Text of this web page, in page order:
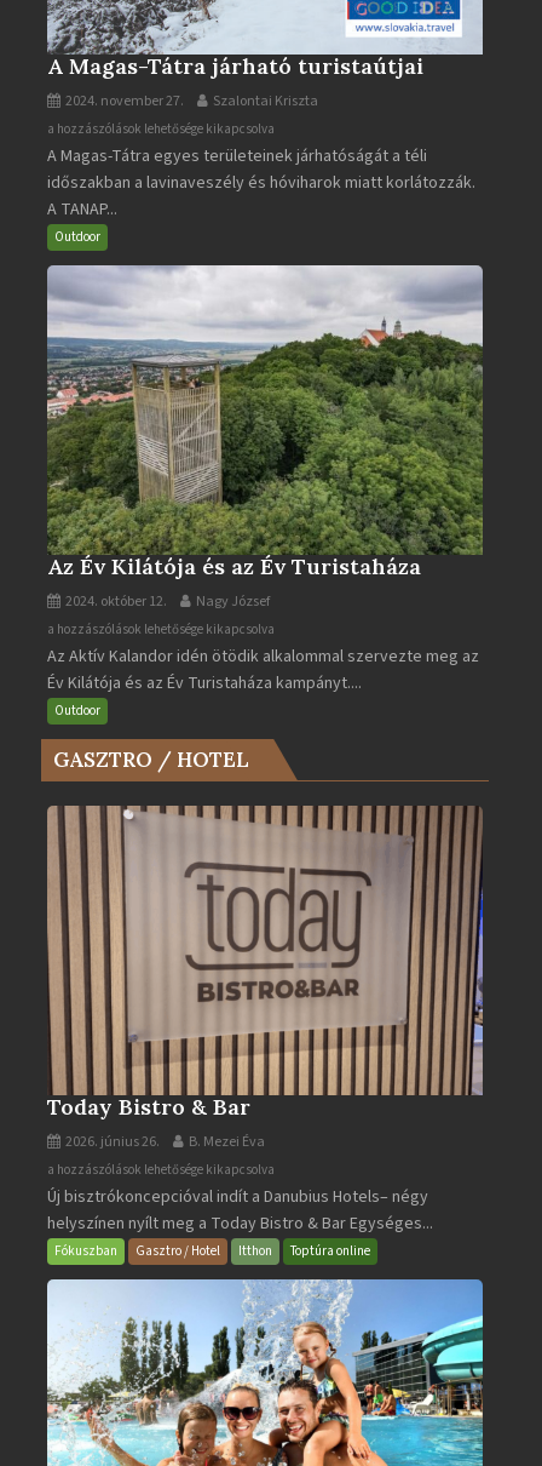
A Magas-Tátra járható turistaútjai
2024. november 27. Szalontai Kriszta
A
Magas-
Tátra
járható
turistaútjai
a hozzászólások lehetősége kikapcsolva
A Magas-Tátra egyes területeinek járhatóságát a téli
időszakban a lavinaveszély és hóviharok miatt korlátozzák.
A TANAP...
Outdoor
Az Év Kilátója és az Év Turistaháza
2024. október 12. Nagy József
Az
Év
Kilátója
és
az
Év
bejegyzéshez
a hozzászólások lehetősége kikapcsolva
Az Aktív Kalandor idén ötödik alkalommal szervezte meg az
Év Kilátója és az Év Turistaháza kampányt....
Outdoor
GASZTRO / HOTEL
Today Bistro & Bar
2026. június 26. B. Mezei Éva
Today
Bistro
&
Bar
bejegyzéshez
a hozzászólások lehetősége kikapcsolva
Új bisztrókoncepcióval indít a Danubius Hotels– négy
helyszínen nyílt meg a Today Bistro & Bar Egységes...
Fókuszban Gasztro / Hotel Itthon Toptúra online